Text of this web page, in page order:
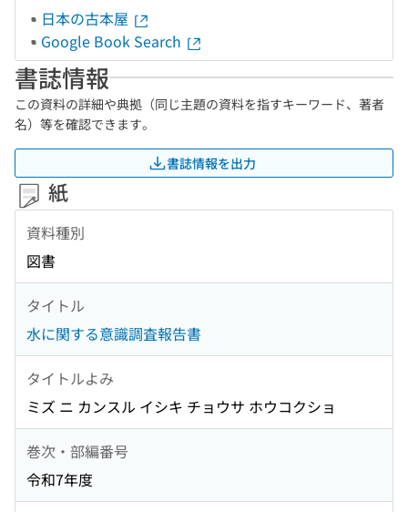
日本の古本屋
Google Book Search
書誌情報
この資料の詳細や典拠（同じ主題の資料を指すキーワード、著者
名）等を確認できます。
書誌情報を出力
紙
資料種別
図書
タイトル
水に関する意識調査報告書
タイトルよみ
ミズ ニ カンスル イシキ チョウサ ホウコクショ
巻次・部編番号
令和7年度